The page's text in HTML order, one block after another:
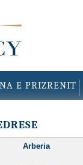
E PRIZRENIT
Arberia